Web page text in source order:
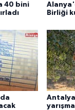
40 bini
Birliği